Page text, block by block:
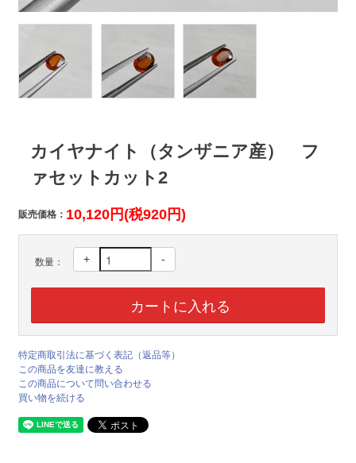
カイヤナイト（タンザニア産） フ
ァセットカット2
販売価格： 10,120円(税920円)
数量： + -
特定商取引法に基づく表記（返品等）
この商品を友達に教える
この商品について問い合わせる
買い物を続ける